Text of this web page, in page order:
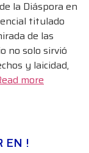
la Diáspora en
titulado
de las
no solo sirvió
y laicidad,
more
EN !